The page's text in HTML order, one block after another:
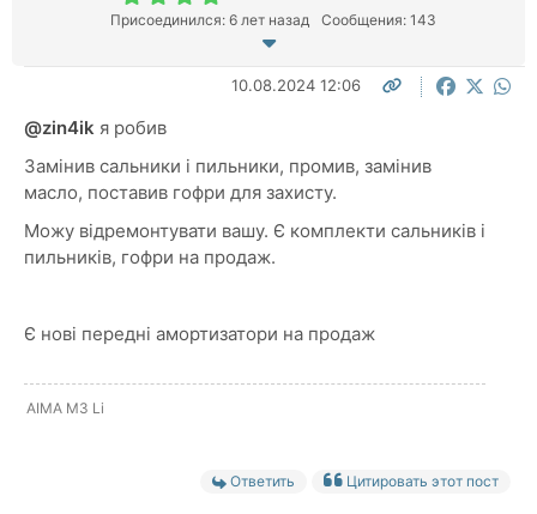
Присоединился: 6 лет назад Сообщения: 143
10.08.2024 12:06
@zin4ik я робив
Замінив сальники і пильники, промив, замінив
масло, поставив гофри для захисту.
Можу відремонтувати вашу. Є комплекти сальників і
пильників, гофри на продаж.
Є нові передні амортизатори на продаж
AIMA M3 Li
Ответить Цитировать этот пост